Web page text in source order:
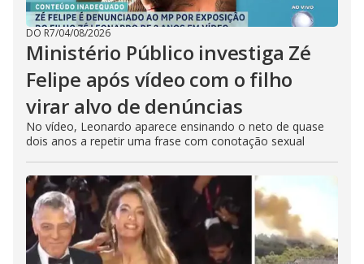
DO R7/04/08/2026
Ministério Público investiga Zé
Felipe após vídeo com o filho
virar alvo de denúncias
No vídeo, Leonardo aparece ensinando o neto de quase
dois anos a repetir uma frase com conotação sexual